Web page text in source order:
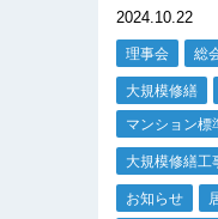
2024.10.22
理事会 総
大規模修繕
マンション標
大規模修繕工
お知らせ